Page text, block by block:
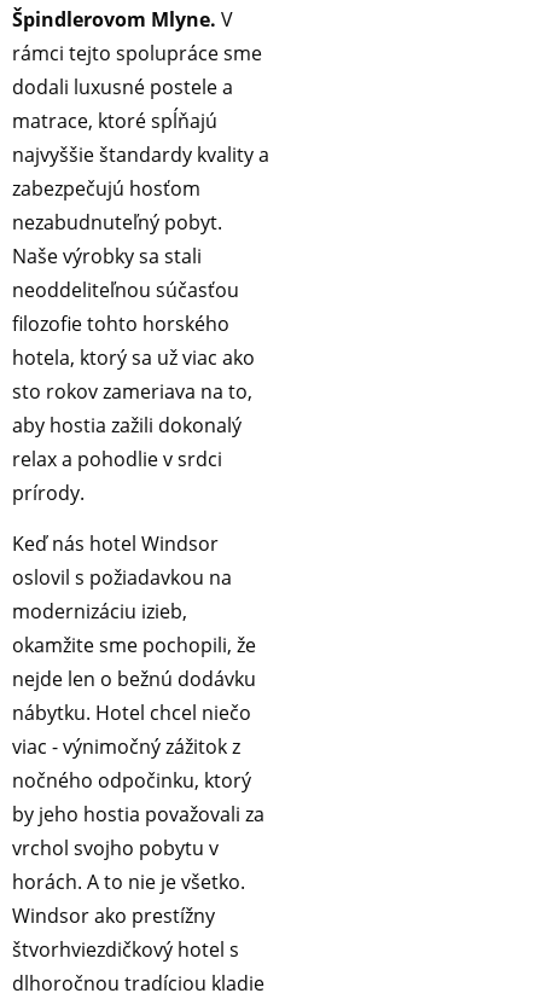
Špindlerovom Mlyne. V
rámci tejto spolupráce sme
dodali luxusné postele a
matrace, ktoré spĺňajú
najvyššie štandardy kvality a
zabezpečujú hosťom
nezabudnuteľný pobyt.
Naše výrobky sa stali
neoddeliteľnou súčasťou
filozofie tohto horského
hotela, ktorý sa už viac ako
sto rokov zameriava na to,
aby hostia zažili dokonalý
relax a pohodlie v srdci
prírody.
Keď nás hotel Windsor
oslovil s požiadavkou na
modernizáciu izieb,
okamžite sme pochopili, že
nejde len o bežnú dodávku
nábytku. Hotel chcel niečo
viac - výnimočný zážitok z
nočného odpočinku, ktorý
by jeho hostia považovali za
vrchol svojho pobytu v
horách. A to nie je všetko.
Windsor ako prestížny
štvorhviezdičkový hotel s
dlhoročnou tradíciou kladie